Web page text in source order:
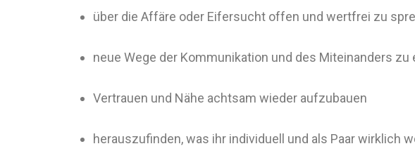
über die Affäre oder Eifersucht offen und wertfrei zu
neue Wege der Kommunikation und des Miteinanders zu
Vertrauen und Nähe achtsam wieder aufzubauen
herauszufinden, was ihr individuell und als Paar wirklich